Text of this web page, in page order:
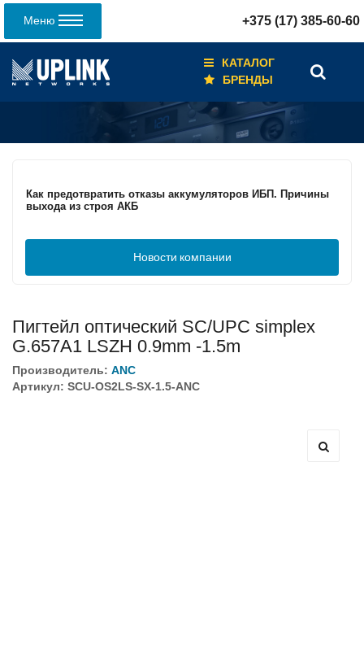
Меню +375 (17) 385-60-60
КАТАЛОГ
БРЕНДЫ
Кабели для промышленных сетей в новом каталоге ANC
Как предотвратить отказы аккумуляторов ИБП. Причины
выхода из строя АКБ
С 3–4 ноября 2025 г. инвентаризация на складе. Отгрузка
товара производиться не будет!
ИБП с мощным зарядным устройством и
масштабируемым временем автономной работы в
зависимости от подключаемых внешних АКБ
Новости компании
Пигтейл оптический SC/UPC simplex
G.657A1 LSZH 0.9mm -1.5m
Производитель: ANC
Артикул: SCU-OS2LS-SX-1.5-ANC